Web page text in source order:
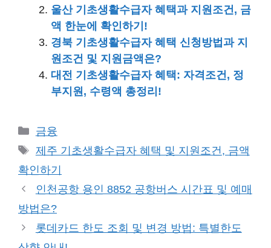
울산 기초생활수급자 혜택과 지원조건, 금
액 한눈에 확인하기!
경북 기초생활수급자 혜택 신청방법과 지
원조건 및 지원금액은?
대전 기초생활수급자 혜택: 자격조건, 정
부지원, 수령액 총정리!
카
테
리
금융
태
그
제주 기초생활수급자 혜택 및 지원조건, 금액
확인하기
인천공항 용인 8852 공항버스 시간표 및 예매
방법은?
롯데카드 한도 조회 및 변경 방법: 특별한도